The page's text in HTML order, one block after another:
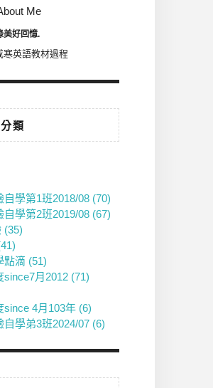
美好回憶.
寒英語教材過程
分類
學第1班2018/08 (70)
學第2班2019/08 (67)
(35)
點滴 (51)
月2012 (71)
4月103年 (6)
學弟3班2024/07 (6)